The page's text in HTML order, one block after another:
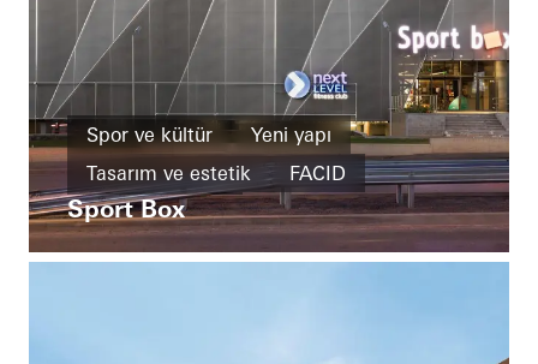
Spor ve kültür
Yeni yapı
Tasarım ve estetik
FACID
Bulgaria
Sport Box